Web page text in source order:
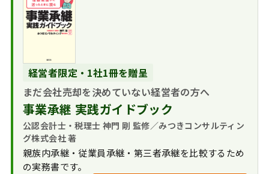
M&AにおけるWACCの重要性
WACCの目安と業種別の傾向
のWACC目安
の関係
企業価値を生む
「ROIC > WACC」の
状態
実務上の注意点と定期的な見直し
負債比率と財務リ
スクのバランス
の必要性
WACCに関するFAQ
まとめ｜WACC（加重平均資本コス
ト）とは
経営者限定・1社1冊を贈呈
まだ会社売却を決めていない経営者の方へ
事業承継 実践ガイドブック
公認会計士・税理士 神門 剛 監修／みつきコンサルティン
グ株式会社 著
親族内承継・従業員承継・第三者承継を比較するため
の実務書です。